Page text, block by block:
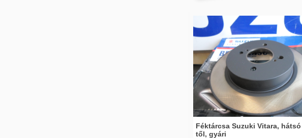
Féktárcsa Suzuki Vitara, hátsó
től, gyári